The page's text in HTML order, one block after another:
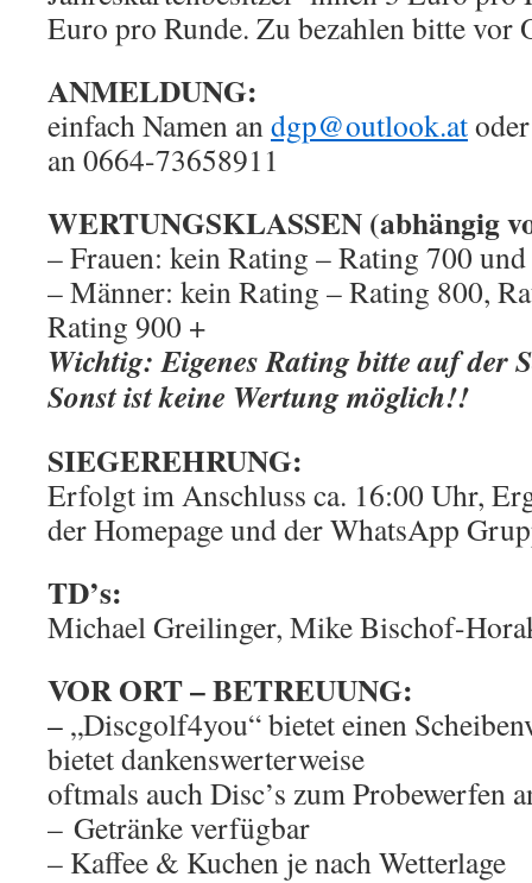
Euro pro Runde. Zu bezahlen bitte vor
ANMELDUNG:
einfach Namen andgp@outlook.at
an 0664-73658911
WERTUNGSKLASSEN (abhängig
– Frauen: kein Rating – Rating 700
– Männer: kein Rating – Rating 800,
Rating 900 +
Wichtig: Eigenes Rating bitte auf der
Sonst ist keine Wertung möglich!!
SIEGEREHRUNG:
Erfolgt im Anschluss ca. 16:00 Uhr,
der Homepage und der WhatsApp
TD’s:
Michael Greilinger, Mike Bischof-
VOR ORT – BETREUUNG:
– „Discgolf4you“ bietet einen
bietet dankenswerterweise
oftmals auch Disc’s zum Probewerfen
– Getränke verfügbar
– Kaffee & Kuchen je nach Wetterlage